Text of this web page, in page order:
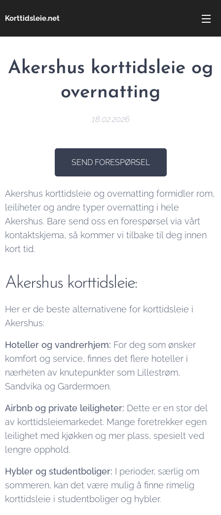
Korttidsleie.net
Akershus korttidsleie og
overnatting
18.02.2026
SEND FORESPØRSEL
Akershus korttidsleie og overnatting formidler rom,
leiliheter og andre typer overnatting i hele
Akershus. Bare send oss en forespørsel via vårt
kontaktskjema, så kommer vi tilbake til deg innen
kort tid.
Akershus korttidsleie:
Her er de beste alternativene for korttidsleie i
Akershus:
Hoteller og vandrerhjem: For deg som ønsker
komfort og service, finnes det flere hoteller i
nærheten av knutepunkter som Lillestrøm,
Sandvika og Gardermoen.
Airbnb og private leiligheter: Dette er en stor del
av korttidsleiemarkedet. Mange foretrekker egen
leilighet med kjøkken og mer plass, spesielt ved
lengre opphold.
Hybler og studentboliger: I perioder, særlig om
sommeren, kan det være mulig å finne rimelig
korttidsleie i studentboliger og hybler.